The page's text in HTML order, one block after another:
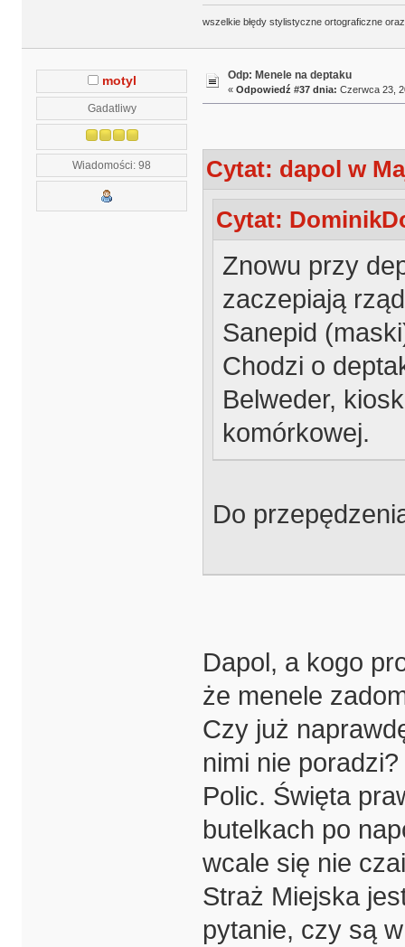
wszelkie błędy stylistyczne ortograficzne
motyl
Gadatliwy
Wiadomości: 98
Odp: Menele na deptaku
« Odpowiedź #37 dnia: Czerwca 23,
Cytat: dapol w
Cytat:
Znowu przy
zaczepiają
Sanepid
Chodzi o
Belweder,
komórkowej.
Do
Dapol, a kogo
że menele
Czy już
nimi nie
Polic. Święta
butelkach po
wcale się nie
Straż Miejska
pytanie, czy są